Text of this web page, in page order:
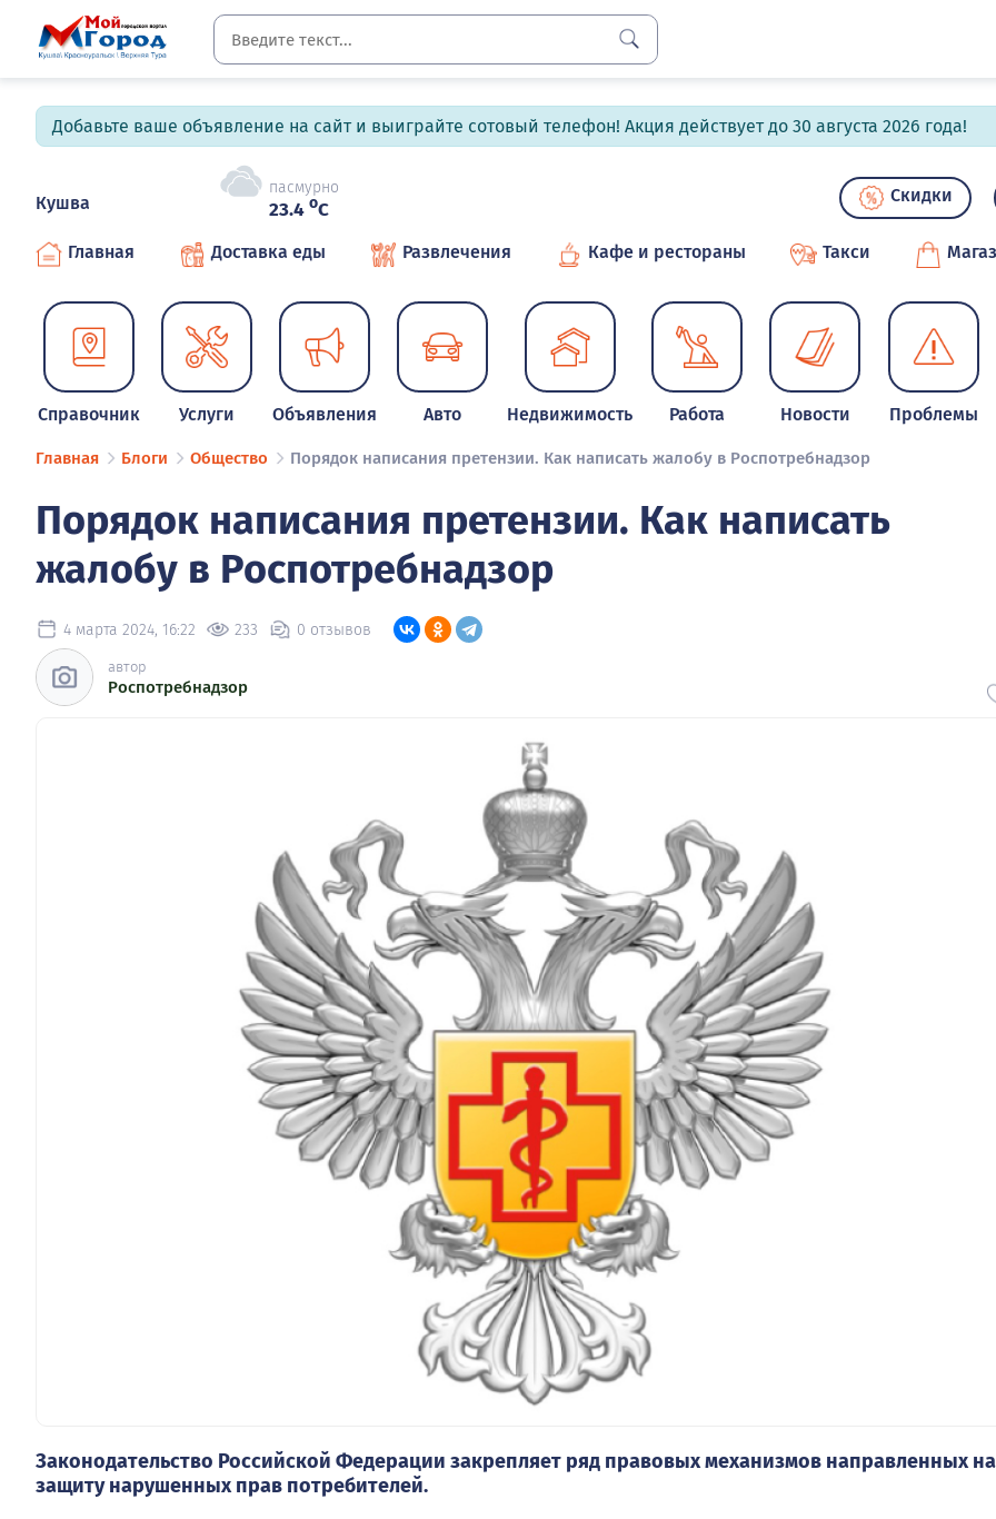
Добавьте ваше объявление на сайт и выиграйте сотовый телефон! Акция действует до 30 августа 2026 года!
Кушва
пасмурно
23.4 oC
Скидки
Главная Доставка еды Развлечения Кафе и рестораны Такси
Справочник Услуги Объявления Авто Недвижимость Работа Новости Проблемы
Главная Блоги Общество Порядок написания претензии. Как написать жалобу в Роспотребнадзор
Порядок написания претензии. Как написать
жалобу в Роспотребнадзор
4 марта 2024, 16:22 233 0 отзывов
автор
Роспотребнадзор
Законодательство Российской Федерации закрепляет ряд правовых механизмов направленных на
защиту нарушенных прав потребителей.